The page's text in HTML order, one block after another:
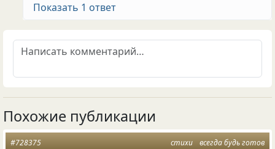
Показать 1 ответ
Похожие публикации
стихи всегда будь готов
#728375